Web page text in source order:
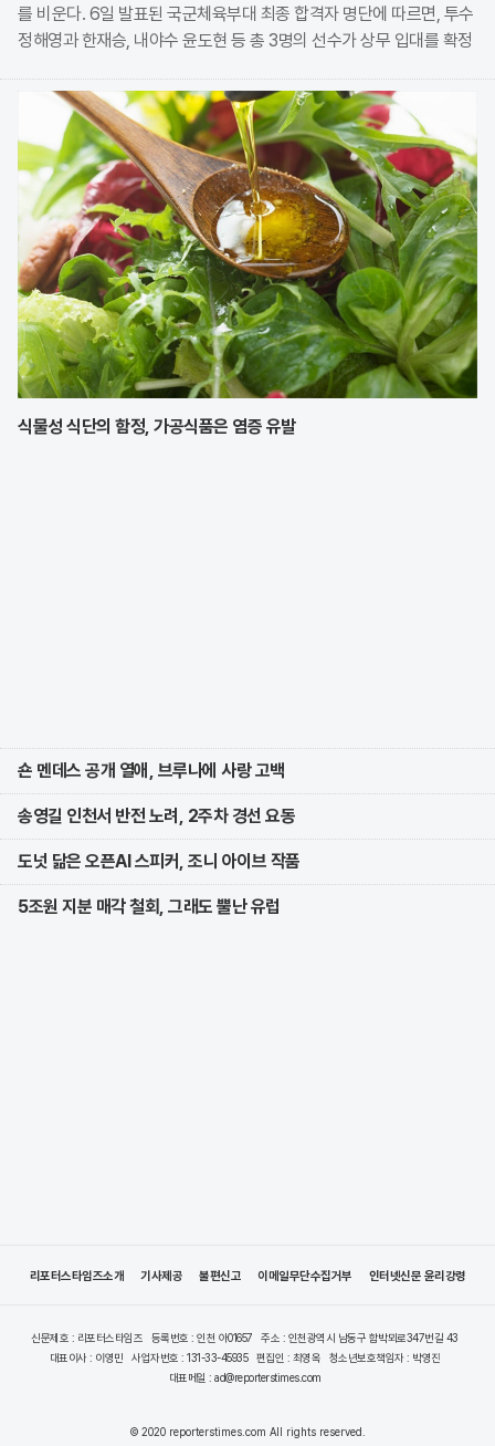
를 비운다. 6일 발표된 국군체육부대 최종 합격자 명단에 따르면, 투수
정해영과 한재승, 내야수 윤도현 등 총 3명의 선수가 상무 입대를 확정
을 보였으나, 최종적으로 구단과
식물성 식단의 함정, 가공식품은 염증 유발
숀 멘데스 공개 열애, 브루나에 사랑 고백
송영길 인천서 반전 노려, 2주차 경선 요동
도넛 닮은 오픈AI 스피커, 조니 아이브 작품
5조원 지분 매각 철회, 그래도 뿔난 유럽
리포터스타임즈소개 기사제공 불편신고 이메일무단수집거부 인터넷신문 윤리강령
신문제호 : 리포터스타임즈 등록번호 : 인천 아01657
주소 : 인천광역시 남동구 함박뫼로347번길 43
대표이사 : 이영민
사업자번호 : 131-33-45935 편집인 : 최영옥
청소년보호책임자 : 박영진
대표메일 : ad@reporterstimes.com
© 2020 reporterstimes.com All rights reserved.